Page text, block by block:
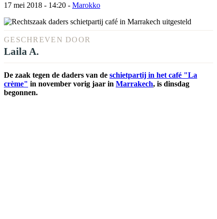
17 mei 2018 - 14:20 - Marokko
GESCHREVEN DOOR
Laila A.
De zaak tegen de daders van de schietpartij in het café "La
crème" in november vorig jaar in Marrakech, is dinsdag
begonnen.